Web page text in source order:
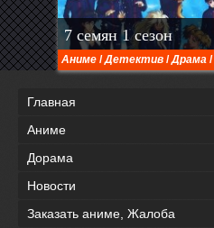
7 семян 1 сезон
Аниме /Детектив /Драма /
Главная
Аниме
Дорама
Новости
Заказать аниме, Жалоба